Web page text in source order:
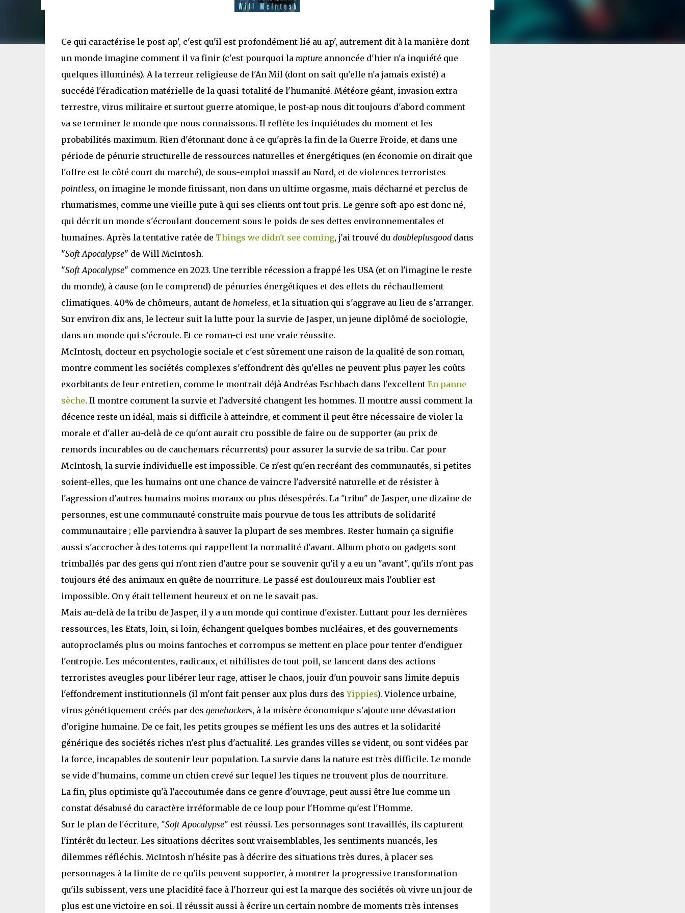
Ce qui caractérise le post-ap', c'est qu'il est profondément lié au ap', autrement dit à la manière dont
un monde imagine comment il va finir (c'est pourquoi la raptureannoncée d'hier n'a inquiété que
quelques illuminés). A la terreur religieuse de l'An Mil (dont on sait qu'elle n'a jamais existé) a
succédé l'éradication matérielle de la quasi-totalité de l'humanité. Météore géant, invasion extra-
terrestre, virus militaire et surtout guerre atomique, le post-ap nous dit toujours d'abord comment
va se terminer le monde que nous connaissons. Il reflète les inquiétudes du moment et les
probabilités maximum. Rien d'étonnant donc à ce qu'après la fin de la Guerre Froide, et dans une
période de pénurie structurelle de ressources naturelles et énergétiques (en économie on dirait que
l'offre est le côté court du marché), de sous-emploi massif au Nord, et de violences terroristes
pointless, on imagine le monde finissant, non dans un ultime orgasme, mais décharné et perclus de
rhumatismes, comme une vieille pute à qui ses clients ont tout pris. Le genre soft-apo est donc né,
qui décrit un monde s'écroulant doucement sous le poids de ses dettes environnementales et
humaines. Après la tentative ratée de Things we didn't see coming, j'ai trouvé du doubleplusgooddans
"Soft Apocalypse" de Will McIntosh.
"Soft Apocalypse" commence en 2023. Une terrible récession a frappé les USA (et on l'imagine le reste
du monde), à cause (on le comprend) de pénuries énergétiques et des effets du réchauffement
climatiques. 40% de chômeurs, autant de homeless, et la situation qui s'aggrave au lieu de s'arranger.
Sur environ dix ans, le lecteur suit la lutte pour la survie de Jasper, un jeune diplômé de sociologie,
dans un monde qui s'écroule. Et ce roman-ci est une vraie réussite.
McIntosh, docteur en psychologie sociale et c'est sûrement une raison de la qualité de son roman,
montre comment les sociétés complexes s'effondrent dès qu'elles ne peuvent plus payer les coûts
exorbitants de leur entretien, comme le montrait déjà Andréas Eschbach dans l'excellent En panne
sèche. Il montre comment la survie et l'adversité changent les hommes. Il montre aussi comment la
décence reste un idéal, mais si difficile à atteindre, et comment il peut être nécessaire de violer la
morale et d'aller au-delà de ce qu'ont aurait cru possible de faire ou de supporter (au prix de
remords incurables ou de cauchemars récurrents) pour assurer la survie de sa tribu. Car pour
McIntosh, la survie individuelle est impossible. Ce n'est qu'en recréant des communautés, si petites
soient-elles, que les humains ont une chance de vaincre l'adversité naturelle et de résister à
l'agression d'autres humains moins moraux ou plus désespérés. La "tribu" de Jasper, une dizaine de
personnes, est une communauté construite mais pourvue de tous les attributs de solidarité
communautaire ; elle parviendra à sauver la plupart de ses membres. Rester humain ça signifie
aussi s'accrocher à des totems qui rappellent la normalité d'avant. Album photo ou gadgets sont
trimballés par des gens qui n'ont rien d'autre pour se souvenir qu'il y a eu un "avant", qu'ils n'ont pas
toujours été des animaux en quête de nourriture. Le passé est douloureux mais l'oublier est
impossible. On y était tellement heureux et on ne le savait pas.
Mais au-delà de la tribu de Jasper, il y a un monde qui continue d'exister. Luttant pour les dernières
ressources, les Etats, loin, si loin, échangent quelques bombes nucléaires, et des gouvernements
autoproclamés plus ou moins fantoches et corrompus se mettent en place pour tenter d'endiguer
l'entropie. Les mécontentes, radicaux, et nihilistes de tout poil, se lancent dans des actions
terroristes aveugles pour libérer leur rage, attiser le chaos, jouir d'un pouvoir sans limite depuis
l'effondrement institutionnels (il m'ont fait penser aux plus durs desYippies). Violence urbaine,
virus génétiquement créés par des genehackers, à la misère économique s'ajoute une dévastation
d'origine humaine. De ce fait, les petits groupes se méfient les uns des autres et la solidarité
générique des sociétés riches n'est plus d'actualité. Les grandes villes se vident, ou sont vidées par
la force, incapables de soutenir leur population. La survie dans la nature est très difficile. Le monde
se vide d'humains, comme un chien crevé sur lequel les tiques ne trouvent plus de nourriture.
La fin, plus optimiste qu'à l'accoutumée dans ce genre d'ouvrage, peut aussi être lue comme un
constat désabusé du caractère irréformable de ce loup pour l'Homme qu'est l'Homme.
Sur le plan de l'écriture, "Soft Apocalypse" est réussi. Les personnages sont travaillés, ils capturent
l'intérêt du lecteur. Les situations décrites sont vraisemblables, les sentiments nuancés, les
dilemmes réfléchis. McIntosh n'hésite pas à décrire des situations très dures, à placer ses
personnages à la limite de ce qu'ils peuvent supporter, à montrer la progressive transformation
qu'ils subissent, vers une placidité face à l'horreur qui est la marque des sociétés où vivre un jour de
plus est une victoire en soi. Il réussit aussi à écrire un certain nombre de moments très intenses